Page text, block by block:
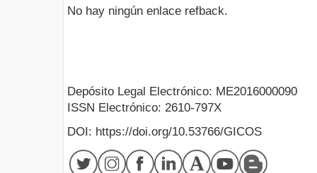
No hay ningún enlace refback.
Depósito Legal Electrónico: ME2016000090
ISSN Electrónico: 2610-797X
DOI: https://doi.org/10.53766/GICOS